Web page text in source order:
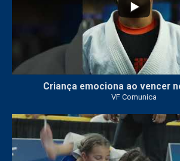
Criança emociona ao vencer
VF Comunica